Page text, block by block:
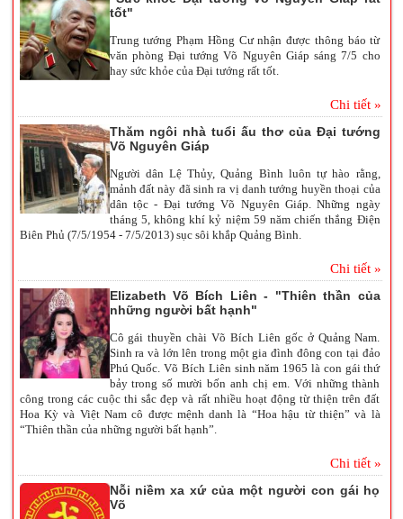
tốt"
Trung tướng Phạm Hồng Cư nhận được thông báo từ
văn phòng Đại tướng Võ Nguyên Giáp sáng 7/5 cho
hay sức khỏe của Đại tướng rất tốt.
Chi tiết »
Thăm ngôi nhà tuổi ấu thơ của Đại tướng
Võ Nguyên Giáp
Người dân Lệ Thủy, Quảng Bình luôn tự hào rằng,
mảnh đất này đã sinh ra vị danh tướng huyền thoại của
dân tộc - Đại tướng Võ Nguyên Giáp. Những ngày
tháng 5, không khí kỷ niệm 59 năm chiến thắng Điện
Biên Phủ (7/5/1954 - 7/5/2013) sục sôi khắp Quảng Bình.
Chi tiết »
Elizabeth Võ Bích Liên - "Thiên thần của
những người bất hạnh"
Cô gái thuyền chài Võ Bích Liên gốc ở Quảng Nam.
Sinh ra và lớn lên trong một gia đình đông con tại đảo
Phú Quốc. Võ Bích Liên sinh năm 1965 là con gái thứ
bảy trong số mười bốn anh chị em. Với những thành
công trong các cuộc thi sắc đẹp và rất nhiều hoạt động từ thiện trên đất
Hoa Kỳ và Việt Nam cô được mệnh danh là “Hoa hậu từ thiện” và là
“Thiên thần của những người bất hạnh”.
Chi tiết »
Nỗi niềm xa xứ của một người con gái họ
Võ